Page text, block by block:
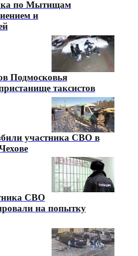
по Мытищам
и
Подмосковья
таксистов
участника СВО в
СВО
на попытку